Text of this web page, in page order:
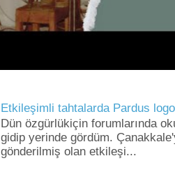
Etkileşimli tahtalarda Pardus
Dün özgürlükiçin forumlarında
gidip yerinde gördüm.
gönderilmiş olan etkileşi...